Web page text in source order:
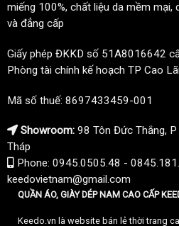
miếng 100%, chất liệu da mềm mại,
và đẳng cấp
Giấy phép ĐKKD số 51A8016642
Phòng tài chính kế hoạch TP Cao
Mã số thuế: 8697433459-001
Showroom: 98 Tôn Đức Thắng, P
Tháp
Phone: 0945.0505.48 -
keedovietnam@gmail.com
QUẦN ÁO, GIÀY DÉP NAM CAO CẤP
Keedo.vn là website bán lẻ thời trang